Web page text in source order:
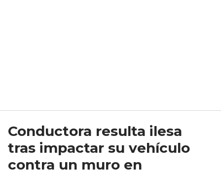
Conductora resulta ilesa
tras impactar su vehículo
contra un muro en